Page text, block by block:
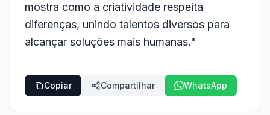
mostra como a criatividade respeita
diferenças, unindo talentos diversos para
alcançar soluções mais humanas."
Copiar Compartilhar WhatsApp